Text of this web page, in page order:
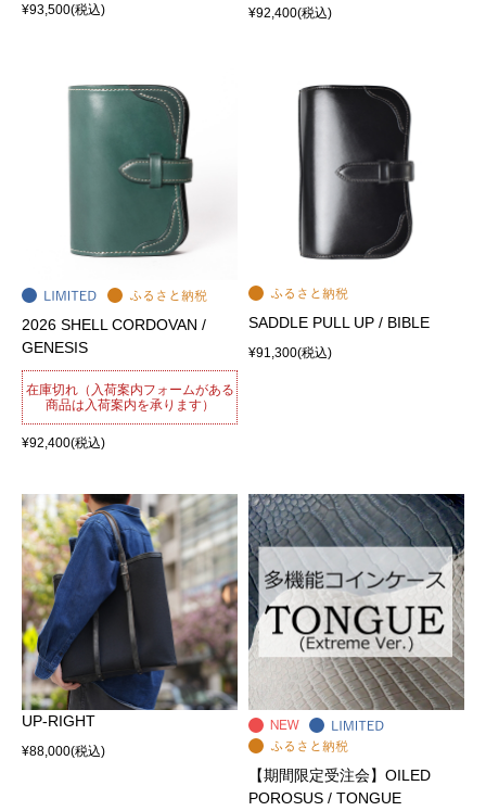
¥93,500(税込) ¥92,400(税込)
2026 SHELL CORDOVAN /
GENESIS
在庫切れ（入荷案内フォームがある
商品は入荷案内を承ります）
¥92,400(税込)
SADDLE PULL UP / BIBLE
¥91,300(税込)
UP-RIGHT
¥88,000(税込)
【期間限定受注会】OILED
POROSUS / TONGUE